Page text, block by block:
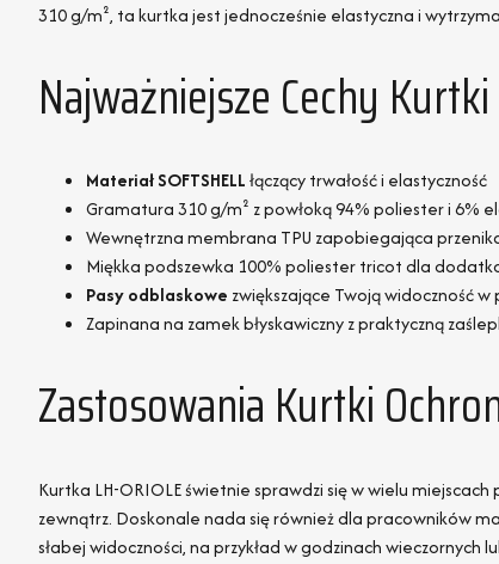
310 g/m², ta kurtka jest jednocześnie elastyczna i
Najważniejsze Cechy
Materiał SOFTSHELLłączący trwałość i elastyczność
Gramatura 310 g/m² z powłoką 94% poliester i 6%
Wewnętrzna membrana TPU zapobiegająca
Miękka podszewka 100% poliester tricot dla
Pasy odblaskowe zwiększające Twoją widoczność w
Zapinana na zamek błyskawiczny z praktyczną
Zastosowania Kurtki
Kurtka LH-ORIOLE świetnie sprawdzi się w wielu
zewnątrz. Doskonale nada się również dla pracowników
słabej widoczności, na przykład w godzinach wieczornych